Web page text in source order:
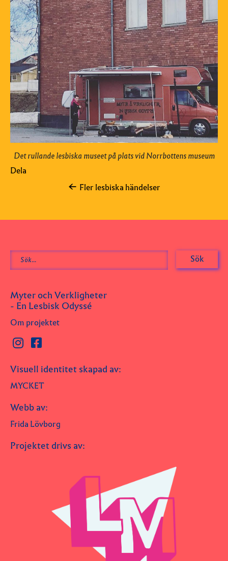
Det rullande lesbiska museet på plats vid Norrbottens museum
Dela
Fler lesbiska händelser
Myter och Verkligheter
- En Lesbisk Odyssé
Om projektet
Visuell identitet skapad av:
MYCKET
Webb av:
Frida Lövborg
Projektet drivs av: